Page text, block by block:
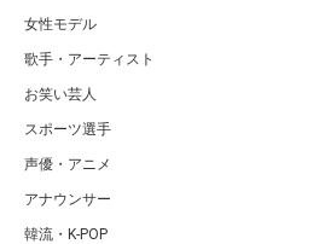
女性モデル
歌手・アーティスト
お笑い芸人
スポーツ選手
声優・アニメ
アナウンサー
韓流・K-POP